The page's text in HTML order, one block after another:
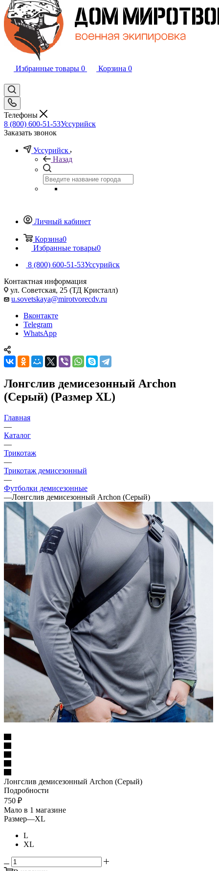
Избранные товары 0 Корзина 0
Телефоны
8 (800) 600-51-53Уссурийск
Заказать звонок
Уссурийск
Назад
Личный кабинет
Корзина0
Избранные товары0
8 (800) 600-51-53Уссурийск
Контактная информация
ул. Советская, 25 (ТД Кристалл)
u.sovetskaya@mirotvorecdv.ru
Вконтакте
Telegram
WhatsApp
Лонгслив демисезонный Archon
(Серый) (Размер XL)
Главная
—
Каталог
—
Трикотаж
—
Трикотаж демисезонный
—
Футболки демисезонные
—Лонгслив демисезонный Archon (Серый)
Лонгслив демисезонный Archon (Серый)
Подробности
750 ₽
Мало в 1 магазине
Размер—XL
L
XL